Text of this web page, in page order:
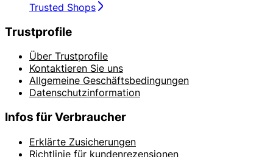
Trusted Shops
Trustprofile
Über Trustprofile
Kontaktieren Sie uns
Allgemeine Geschäftsbedingungen
Datenschutzinformation
Infos für Verbraucher
Erklärte Zusicherungen
Richtlinie für kundenrezensionen